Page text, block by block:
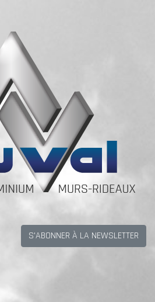
S'ABONNER À LA NEWSLETTER